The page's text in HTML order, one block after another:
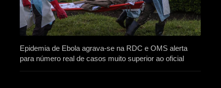
Epidemia de Ebola agrava-se na RDC e OMS alerta
para número real de casos muito superior ao oficial